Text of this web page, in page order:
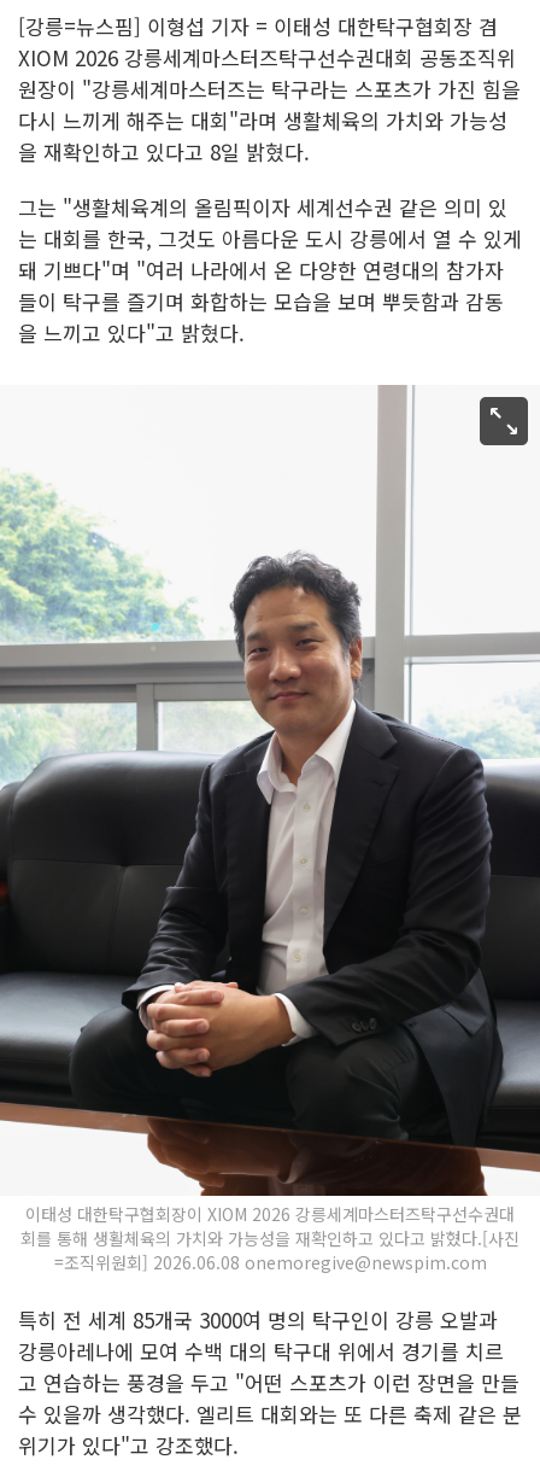
[강릉=뉴스핌] 이형섭 기자 = 이태성 대한탁구협회장 겸
XIOM 2026 강릉세계마스터즈탁구선수권대회 공동조직위
원장이 "강릉세계마스터즈는 탁구라는 스포츠가 가진 힘을
다시 느끼게 해주는 대회"라며 생활체육의 가치와 가능성
을 재확인하고 있다고 8일 밝혔다.
그는 "생활체육계의 올림픽이자 세계선수권 같은 의미 있
는 대회를 한국, 그것도 아름다운 도시 강릉에서 열 수 있게
돼 기쁘다"며 "여러 나라에서 온 다양한 연령대의 참가자
들이 탁구를 즐기며 화합하는 모습을 보며 뿌듯함과 감동
을 느끼고 있다"고 밝혔다.
이태성 대한탁구협회장이 XIOM 2026 강릉세계마스터즈탁구선수권대
회를 통해 생활체육의 가치와 가능성을 재확인하고 있다고 밝혔다.[사진
=조직위원회] 2026.06.08 onemoregive@newspim.com
특히 전 세계 85개국 3000여 명의 탁구인이 강릉 오발과
강릉아레나에 모여 수백 대의 탁구대 위에서 경기를 치르
고 연습하는 풍경을 두고 "어떤 스포츠가 이런 장면을 만들
수 있을까 생각했다. 엘리트 대회와는 또 다른 축제 같은 분
위기가 있다"고 강조했다.